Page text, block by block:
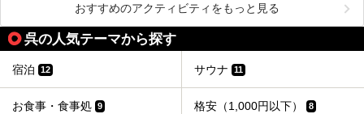
おすすめのアクティビティをもっと見る
呉の人気テーマから探す
宿泊 12 サウナ 11
お食事・食事処 9 格安（1,000円以下） 8